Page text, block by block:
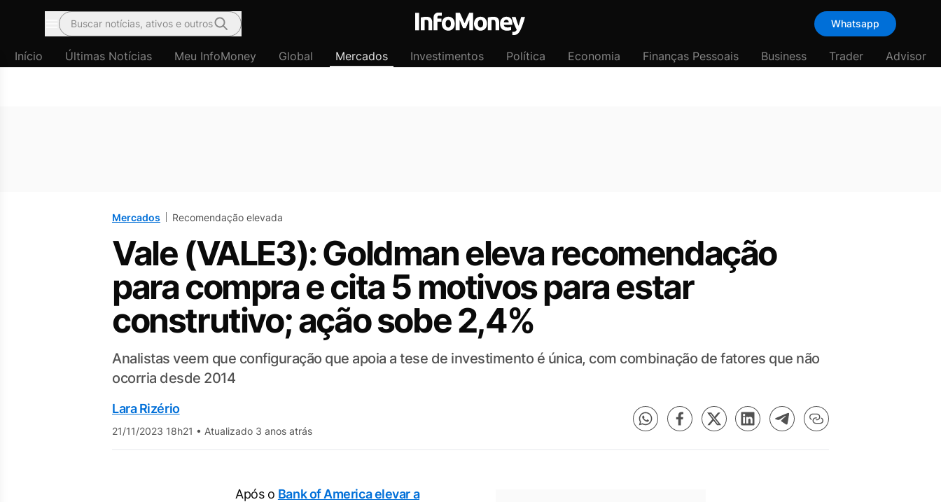
Menu
Buscar notícias, ativos e outros Whatsapp
Início Últimas Notícias Meu InfoMoney Global Mercados Investimentos Política Economia Finanças Pessoais Business Trader Advisor
Mercados Recomendação elevada
Vale (VALE3): Goldman eleva recomendação
para compra e cita 5 motivos para estar
construtivo; ação sobe 2,4%
Analistas veem que configuração que apoia a tese de investimento é única, com combinação de fatores que não
ocorria desde 2014
Lara Rizério
21/11/2023 18h21 • Atualizado 3 anos atrás
Após o Bank of America elevar a